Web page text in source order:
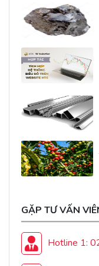
GẶP TƯ VẤN
Hotline 1: